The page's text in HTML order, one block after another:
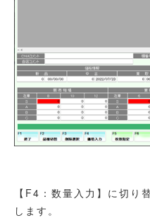
【F4：数量入力】に切り
します。